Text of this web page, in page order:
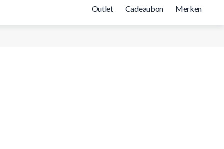
Outlet Cadeaubon Merken